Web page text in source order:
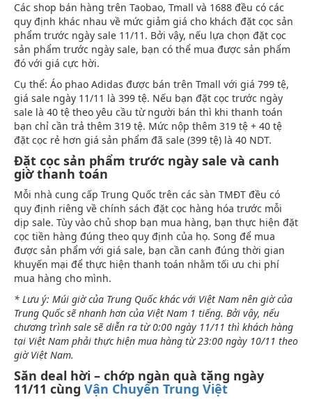
Các shop bán hàng trên Taobao, Tmall và 1688 đều có các
quy định khác nhau về mức giảm giá cho khách đặt cọc sản
phẩm trước ngày sale 11/11. Bởi vậy, nếu lựa chọn đặt cọc
sản phẩm trước ngày sale, bạn có thể mua được sản phẩm
đó với giá cực hời.
Cụ thể: Áo phao Adidas được bán trên Tmall với giá 799 tệ,
giá sale ngày 11/11 là 399 tệ. Nếu bạn đặt cọc trước ngày
sale là 40 tệ theo yêu cầu từ người bán thì khi thanh toán
bạn chỉ cần trả thêm 319 tệ. Mức nộp thêm 319 tệ + 40 tệ
đặt cọc rẻ hơn giá sản phẩm đã sale (399 tệ) là 40 NDT.
Đặt cọc sản phẩm trước ngày sale và canh
giờ thanh toán
Mỗi nhà cung cấp Trung Quốc trên các sàn TMĐT đều có
quy định riêng về chính sách đặt cọc hàng hóa trước mỗi
dịp sale. Tùy vào chủ shop bạn mua hàng, bạn thực hiện đặt
cọc tiền hàng đúng theo quy định của họ. Song để mua
được sản phẩm với giá sale, bạn cần canh đúng thời gian
khuyến mại để thực hiện thanh toán nhằm tối ưu chi phí
mua hàng cho mình.
* Lưu ý: Múi giờ của Trung Quốc khác với Việt Nam nên giờ của
Trung Quốc sẽ nhanh hơn của Việt Nam 1 tiếng. Bởi vậy, nếu
chương trình sale sẽ diễn ra từ 0:00 ngày 11/11 thì khách hàng
tại Việt Nam phải thực hiện mua hàng từ 23:00 ngày 10/11 theo
giờ Việt Nam.
Săn deal hời – chớp ngàn quà tặng ngày
11/11 cùng Vận Chuyển Trung Việt